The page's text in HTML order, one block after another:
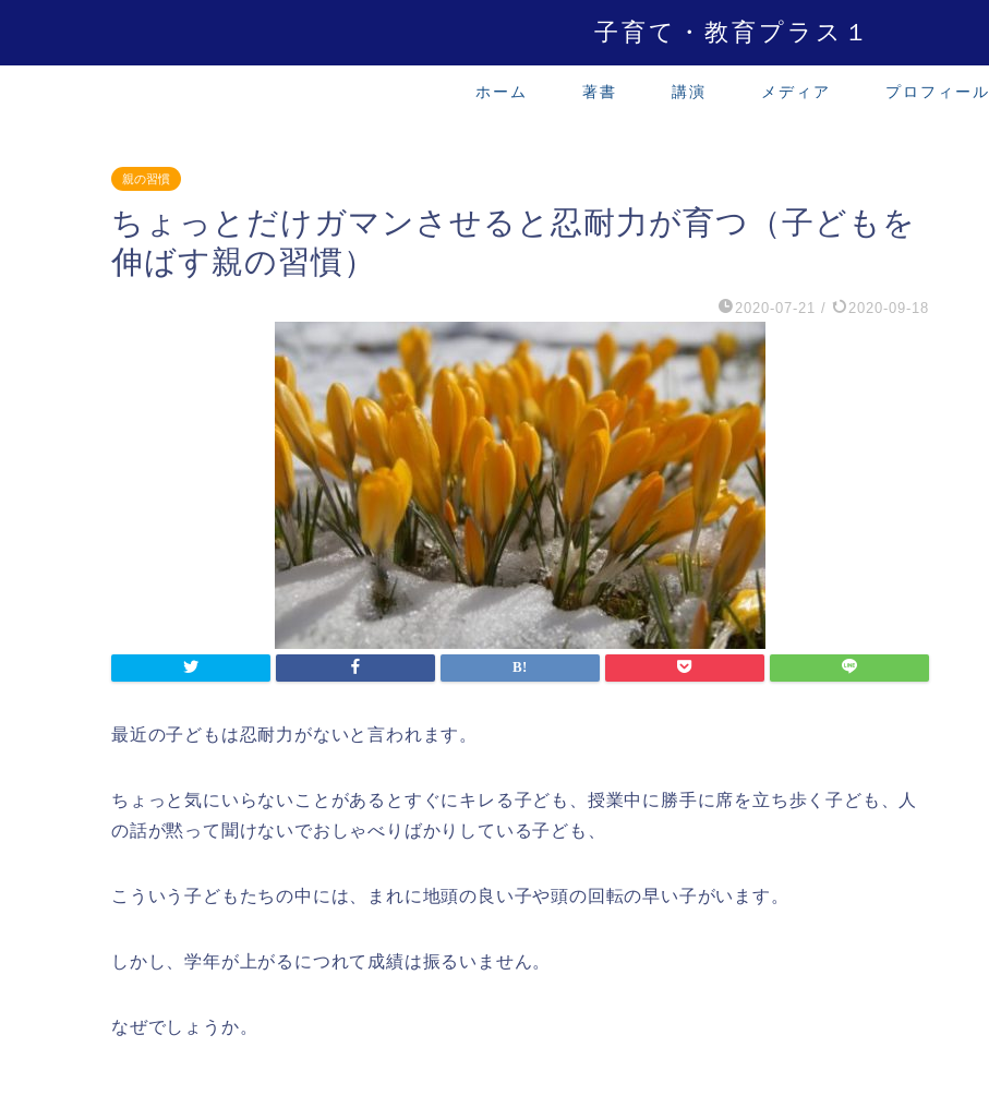
子育て・教育プラス１
ホーム 著書 講演 メディア プロフィール
親の習慣
ちょっとだけガマンさせると忍耐力が育つ（子どもを
伸ばす親の習慣）
2020-07-21 / 2020-09-18
最近の子どもは忍耐力がないと言われます。
ちょっと気にいらないことがあるとすぐにキレる子ども、授業中に勝手に席を立ち歩く子ども、人
の話が黙って聞けないでおしゃべりばかりしている子ども、
こういう子どもたちの中には、まれに地頭の良い子や頭の回転の早い子がいます。
しかし、学年が上がるにつれて成績は振るいません。
なぜでしょうか。